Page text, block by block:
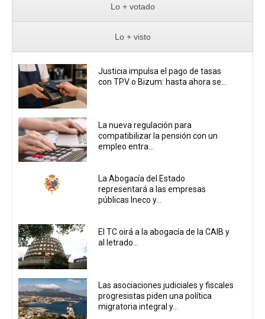
Lo + votado
Lo + visto
Justicia impulsa el pago de tasas
con TPV o Bizum: hasta ahora se...
La nueva regulación para
compatibilizar la pensión con un
empleo entra...
La Abogacía del Estado
representará a las empresas
públicas Ineco y...
El TC oirá a la abogacía de la CAIB y
al letrado...
Las asociaciones judiciales y fiscales
progresistas piden una política
migratoria integral y...